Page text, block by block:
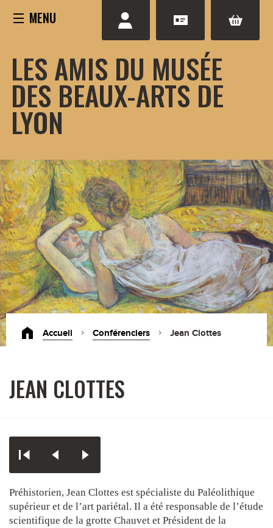
LES AMIS DU MUSÉE
DES BEAUX-ARTS DE
LYON
Accueil Conférenciers Jean Clottes
JEAN CLOTTES
Préhistorien, Jean Clottes est spécialiste du Paléolithique
supérieur et de l’art pariétal. Il a été responsable de l’étude
scientifique de la grotte Chauvet et Président de la